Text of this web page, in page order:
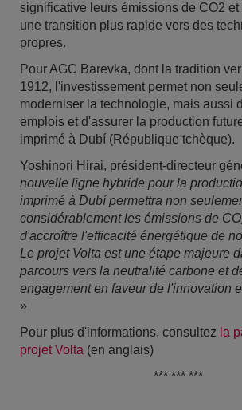
significative leurs émissions de CO2 et
une transition plus rapide vers des
propres.
Pour AGC Barevka, dont la tradition
1912, l'investissement permet non
moderniser la technologie, mais aussi
emplois et d'assurer la production
imprimé à Dubí (République tchèque).
Yoshinori Hirai, président-directeur
nouvelle ligne hybride pour la
imprimé à Dubí permettra non
considérablement les émissions de
d'accroître l'efficacité énergétique de
Le projet Volta est une étape majeure
parcours vers la neutralité carbone et
engagement en faveur de l'innovation
»
Pour plus d'informations, consultez la
projet Volta (en anglais)
*** *** ***